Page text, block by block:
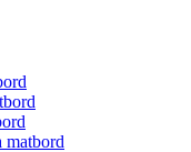
matbord